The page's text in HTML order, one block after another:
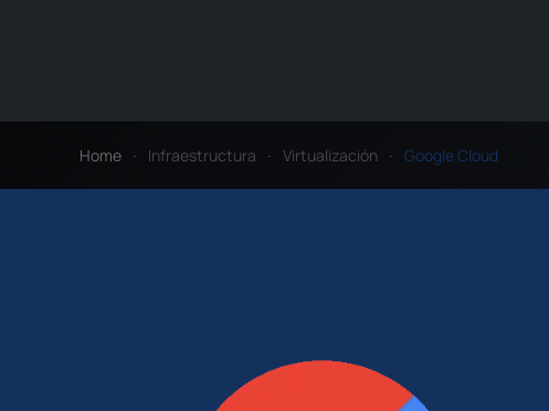
Home Infraestructura Virtualización Google Cloud